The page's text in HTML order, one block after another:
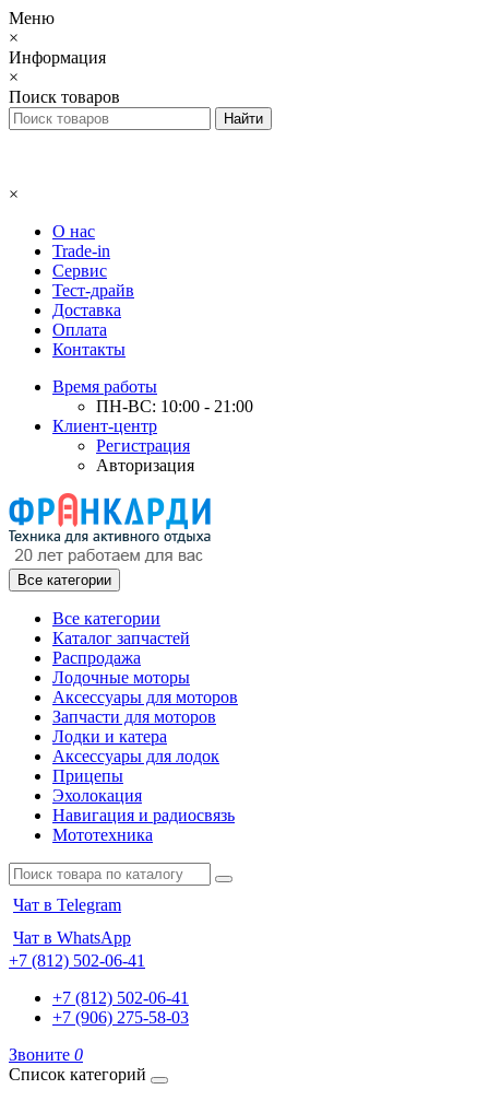
Меню
×
Информация
×
Поиск товаров
×
О нас
Trade-in
Сервис
Тест-драйв
Доставка
Оплата
Контакты
Время работы
ПН-ВС: 10:00 - 21:00
Клиент-центр
Регистрация
Авторизация
Все категории
Все категории
Каталог запчастей
Распродажа
Лодочные моторы
Аксессуары для моторов
Запчасти для моторов
Лодки и катера
Аксессуары для лодок
Прицепы
Эхолокация
Навигация и радиосвязь
Мототехника
Чат в Telegram
Чат в WhatsApp
+7 (812) 502-06-41
+7 (812) 502-06-41
+7 (906) 275-58-03
Звоните 0
Список категорий